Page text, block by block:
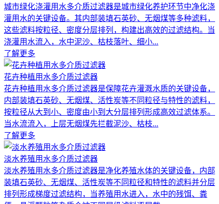
城市绿化浇灌用水多介质过滤器是城市绿化养护环节中净化浇
灌用水的关键设备。其内部装填石英砂、无烟煤等多种滤料，
这些滤料按粒径、密度分层排列，构建出高效的过滤结构。当
浇灌用水流入，水中泥沙、枯枝落叶、细小...
了解更多
花卉种植用水多介质过滤器
花卉种植用水多介质过滤器是保障花卉灌溉水质的关键设备，
内部装填石英砂、无烟煤、活性炭等不同粒径与特性的滤料，
按粒径从大到小、密度由小到大分层排列形成高效过滤体系。
当水流流入，上层无烟煤先拦截泥沙、枯枝...
了解更多
淡水养殖用水多介质过滤器
淡水养殖用水多介质过滤器是净化养殖水体的关键设备，内部
装填石英砂、无烟煤、活性炭等不同粒径和特性的滤料并分层
排列形成梯度过滤结构，当养殖用水进入，水中的残饵、粪